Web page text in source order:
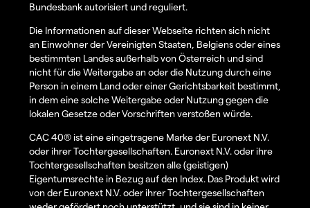
Bundesbank autorisiert und reguliert.
Die Informationen auf dieser Webseite richten sich nicht
an Einwohner der Vereinigten Staaten, Belgiens oder eines
bestimmten Landes außerhalb von Österreich und sind
nicht für die Weitergabe an oder die Nutzung durch eine
Person in einem Land oder einer Gerichtsbarkeit bestimmt,
in dem eine solche Weitergabe oder Nutzung gegen die
lokalen Gesetze oder Vorschriften verstoßen würde.
CAC 40® ist eine eingetragene Marke der Euronext N.V.
oder ihrer Tochtergesellschaften. Euronext N.V. oder ihre
Tochtergesellschaften besitzen alle (geistigen)
Eigentumsrechte in Bezug auf den Index. Das Produkt wird
von der Euronext N.V. oder ihrer Tochtergesellschaften